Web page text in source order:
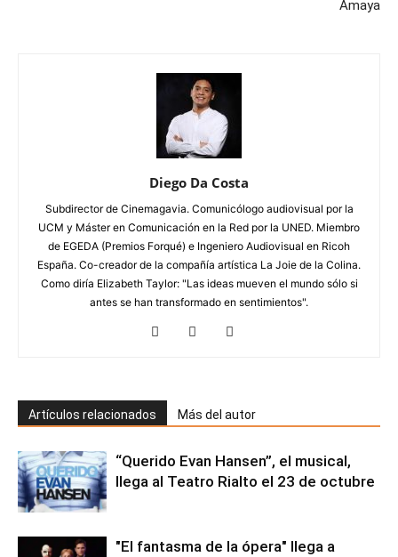
Amaya
Diego Da Costa
Subdirector de Cinemagavia. Comunicólogo audiovisual por la
UCM y Máster en Comunicación en la Red por la UNED. Miembro
de EGEDA (Premios Forqué) e Ingeniero Audiovisual en Ricoh
España. Co-creador de la compañía artística La Joie de la Colina.
Como diría Elizabeth Taylor: "Las ideas mueven el mundo sólo si
antes se han transformado en sentimientos".
Artículos relacionados Más del autor
“Querido Evan Hansen”, el musical,
llega al Teatro Rialto el 23 de octubre
"El fantasma de la ópera" llega a